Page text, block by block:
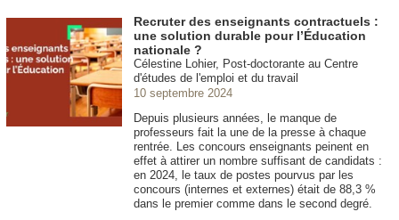
Recruter des enseignants contractuels :
une solution durable pour l’Éducation
nationale ?
Célestine Lohier, Post-doctorante au Centre
d'études de l'emploi et du travail
10 septembre 2024
Depuis plusieurs années, le manque de
professeurs fait la une de la presse à chaque
rentrée. Les concours enseignants peinent en
effet à attirer un nombre suffisant de candidats :
en 2024, le taux de postes pourvus par les
concours (internes et externes) était de 88,3 %
dans le premier comme dans le second degré.